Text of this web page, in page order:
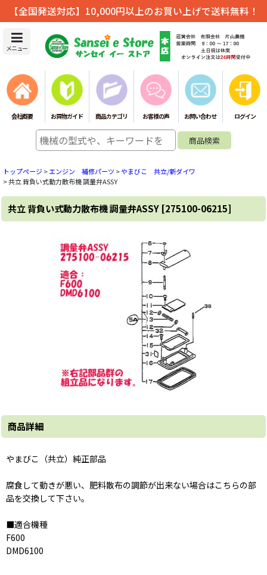
【全国発送対応】10,000円以上のお買い上げで送料無料！
メニュー
会社概要 お買物ガイド 商品カテゴリ お客様の声 お問い合わせ ログイン
トップページ>エンジン 補修パーツ >やまびこ 共立/新ダイワ
>共立 背負い式動力散布機 調量弁ASSY
共立 背負い式動力散布機 調量弁ASSY [275100-06215]
商品詳細
やまびこ（共立）純正部品
腐食して動きが悪い、肥料散布の調節が出来ない場合はこちらの部
品を交換して下さい。
■適合機種
F600
DMD6100